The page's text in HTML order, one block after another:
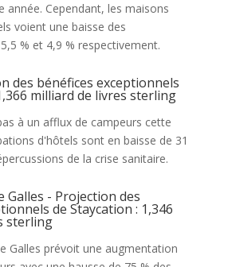
année. Cependant, les maisons
voient une baisse des
% et 4,9 % respectivement.
des bénéfices exceptionnels
milliard de livres sterling
à un afflux de campeurs cette
d'hôtels sont en baisse de 31
de la crise sanitaire.
Galles - Projection des
de Staycation : 1,346
sterling
Galles prévoit une augmentation